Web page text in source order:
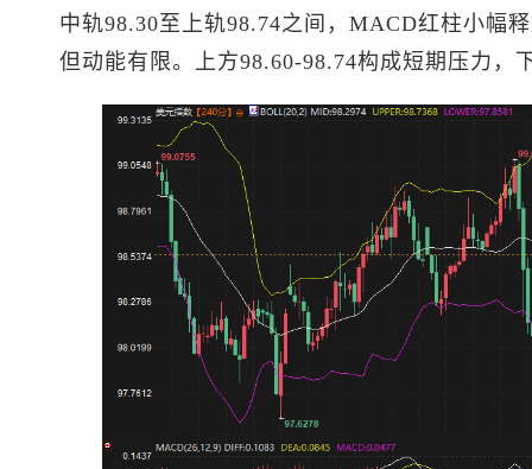
中轨98.30至上轨98.74之间，MACD红柱小幅
但动能有限。上方98.60-98.74构成短期压力，